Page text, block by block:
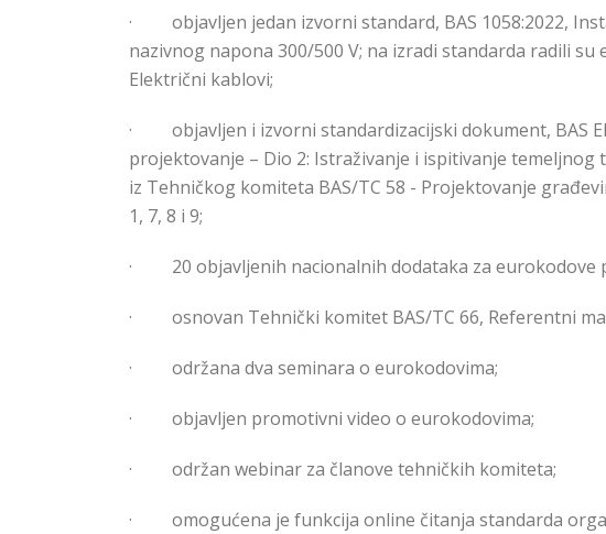
· objavljen jedan izvorni standard, BAS 1058:2022,
nazivnog napona 300/500 V; na izradi standarda radili
Električni kablovi;
· objavljen i izvorni standardizacijski dokument, BAS
projektovanje – Dio 2: Istraživanje i ispitivanje
iz Tehničkog komiteta BAS/TC 58 - Projektovanje
1, 7, 8 i 9;
· 20 objavljenih nacionalnih dodataka za eurokodove
· osnovan Tehnički komitet BAS/TC 66, Referentni
· održana dva seminara o eurokodovima;
· objavlјen promotivni video o eurokodovima;
· održan webinar za članove tehničkih komiteta;
· omogućena je funkcija online čitanja standarda